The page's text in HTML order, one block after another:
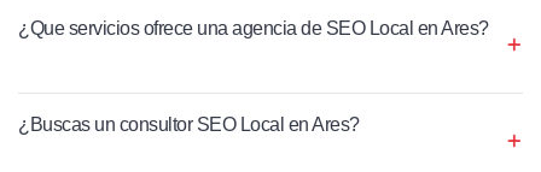
¿Que servicios ofrece una agencia de SEO Local en Ares?
¿Buscas un consultor SEO Local en Ares?